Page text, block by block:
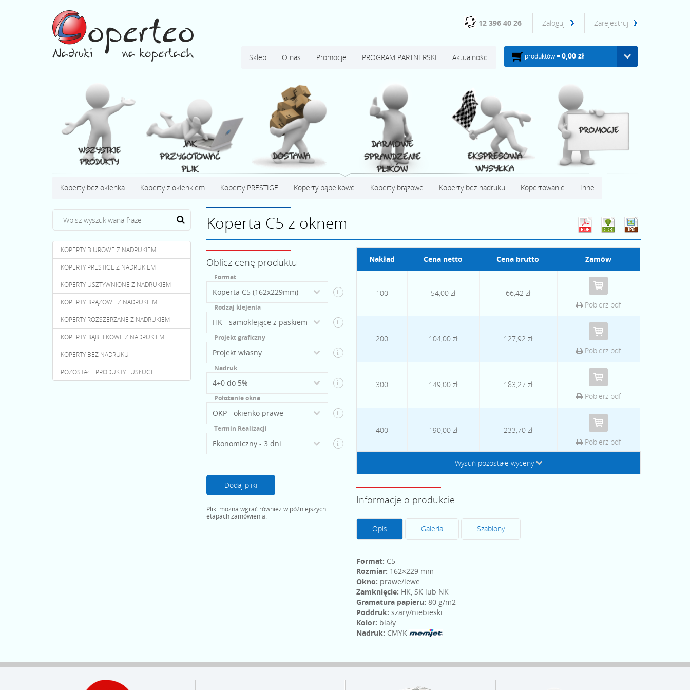
12 396 40 26 Zaloguj Zarejestruj
produktów =0,00 zł
Sklep O nas Promocje PROGRAM PARTNERSKI Aktualności
Koperty bez okienka Koperty z okienkiem Koperty PRESTIGE Koperty bąbelkowe Koperty brązowe Koperty bez nadruku Kopertowanie Inne
KOPERTY BIUROWE Z NADRUKIEM
KOPERTY PRESTIGE Z NADRUKIEM
KOPERTY USZTYWNIONE Z NADRUKIEM
KOPERTY BRĄZOWE Z NADRUKIEM
KOPERTY ROZSZERZANE Z NADRUKIEM
KOPERTY BĄBELKOWE Z NADRUKIEM
KOPERTY BEZ NADRUKU
POZOSTAŁE PRODUKTY I USŁUGI
Koperta C5 z oknem
Oblicz cenę produktu
Format
i
Rodzaj klejenia
i
Projekt graficzny
i
Nadruk
i
Położenie okna
i
Termin Realizacji
i
Dodaj pliki
Pliki można wgrać również w późniejszych
etapach zamówienia.
Nakład Cena netto Cena brutto Zamów
100 54,00 zł
66,42 zł
Pobierz pdf
200 104,00 zł
127,92 zł
Pobierz pdf
300 149,00 zł
183,27 zł
Pobierz pdf
400 190,00 zł
233,70 zł
Pobierz pdf
Wysuń pozostałe wyceny ↓
Informacje o produkcie
Opis Galeria Szablony
Format: C5
Rozmiar: 162×229 mm
Okno: prawe/lewe
Zamknięcie: HK, SK lub NK
Gramatura papieru: 80 g/m2
Poddruk: szary/niebieski
Kolor: biały
Nadruk: CMYK